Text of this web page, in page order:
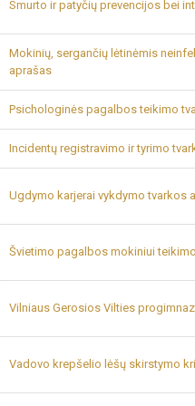
Smurto ir patyčių prevencijos bei
Mokinių, sergančių lėtinėmis
aprašas
Psichologinės pagalbos teikimo
Incidentų registravimo ir tyrimo
Ugdymo karjerai vykdymo tvarkos
Švietimo pagalbos mokiniui
Vilniaus Gerosios Vilties
Vadovo krepšelio lėšų skirstymo